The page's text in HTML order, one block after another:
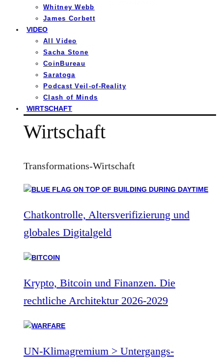
Whitney Webb
James Corbett
VIDEO
All Video
Sacha Stone
CoinBureau
Saratoga
Podcast Veil-of-Reality
Clash of Minds
WIRTSCHAFT
Wirtschaft
Transformations-Wirtschaft
Chatkontrolle, Altersverifizierung und
globales Digitalgeld
Krypto, Bitcoin und Finanzen. Die
rechtliche Architektur 2026-2029
UN-Klimagremium > Untergangs-